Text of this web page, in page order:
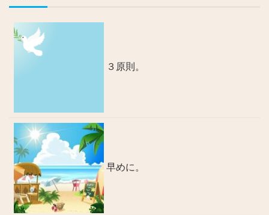
３原則。
早めに。